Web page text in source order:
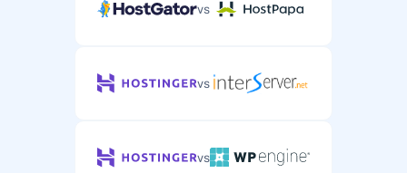
vs
vs
vs